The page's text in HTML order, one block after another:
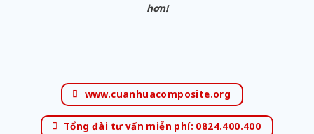
hơn!
www.cuanhuacomposite.org
Tổng đài tư vấn miễn phí: 0824.400.400